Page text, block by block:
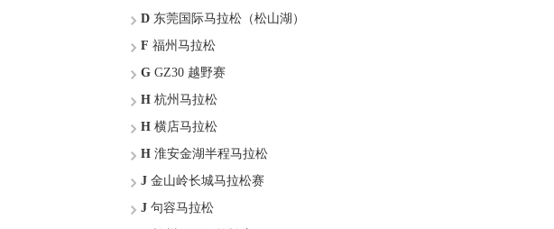
D东莞国际马拉松（松山湖）
F 福州马拉松
GGZ30 越野赛
H杭州马拉松
H横店马拉松
H淮安金湖半程马拉松
J金山岭长城马拉松赛
J句容马拉松